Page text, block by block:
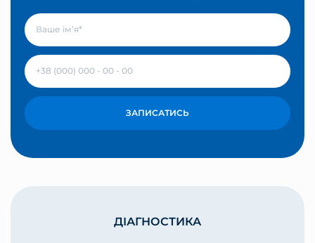
ЗАПИСАТИСЬ
ДІАГНОСТИКА